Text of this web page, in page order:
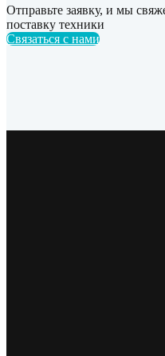
Отправьте заявку, и мы
поставку техники
Связаться с нами